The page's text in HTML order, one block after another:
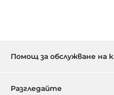
Помощ за обслужване на
Управление на
Разгледайте